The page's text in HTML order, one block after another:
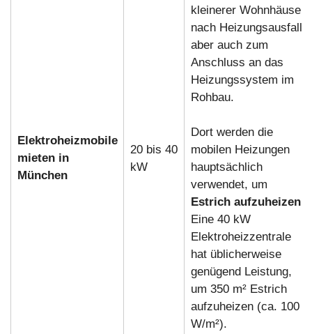
Elektroheizmobile
mieten in
München
20 bis 40
kW
kleinerer Wohnhäuser
nach Heizungsausfall,
aber auch zum
Anschluss an das
Heizungssystem im
Rohbau.
Dort werden die
mobilen Heizungen
hauptsächlich
verwendet, um
Estrich aufzuheizen.
Eine 40 kW
Elektroheizzentrale
hat üblicherweise
genügend Leistung,
um 350 m² Estrich
aufzuheizen (ca. 100
W/m²).